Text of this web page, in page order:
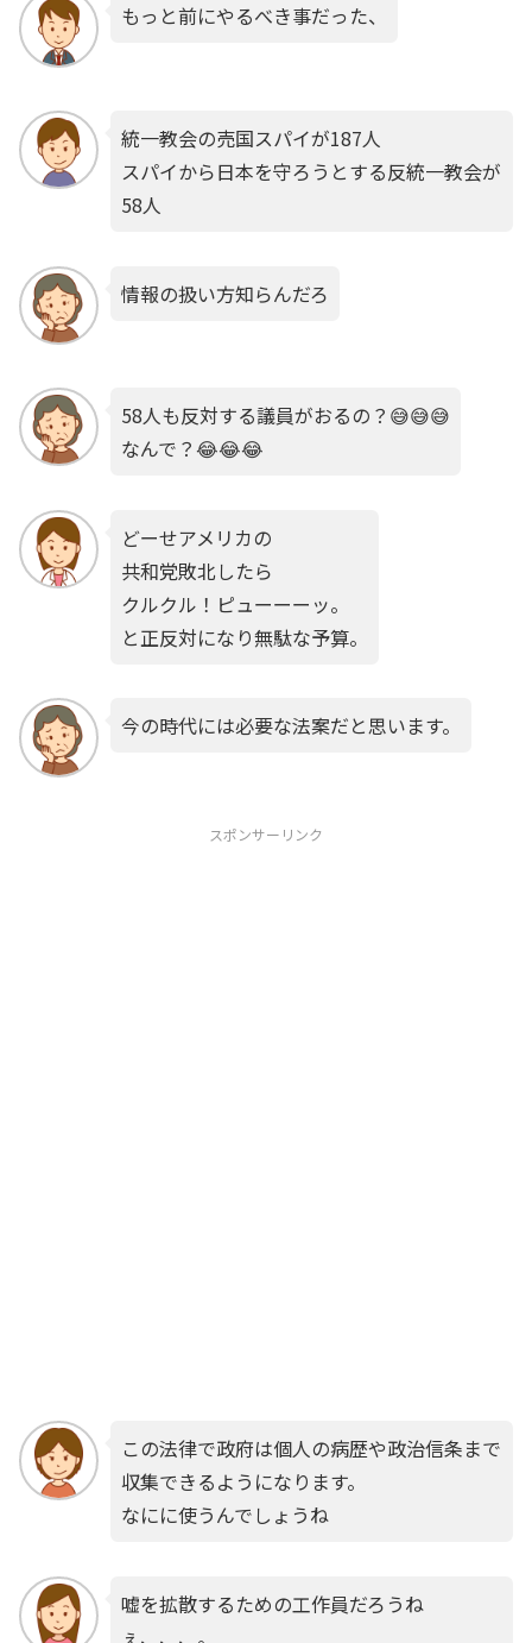
もっと前にやるべき事だった、
統一教会の売国スパイが187人
スパイから日本を守ろうとする反統一教会が
58人
情報の扱い方知らんだろ
58人も反対する議員がおるの？😅😅😅
なんで？😂😂😂
どーせアメリカの
共和党敗北したら
クルクル！ピューーーッ。
と正反対になり無駄な予算。
今の時代には必要な法案だと思います。
スポンサーリンク
この法律で政府は個人の病歴や政治信条まで
収集できるようになります。
なにに使うんでしょうね
嘘を拡散するための工作員だろうね
ぇ、、、。